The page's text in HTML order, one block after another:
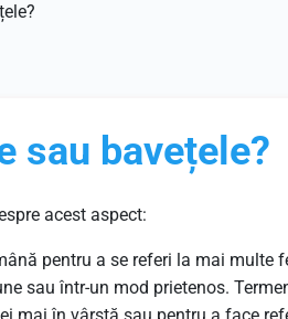
sau bavețele?
acest aspect:
pentru a se referi la mai multe
sau într-un mod prietenos.